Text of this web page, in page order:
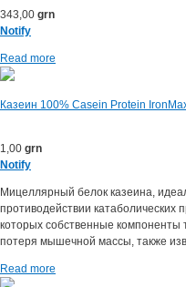
343,00 grn
Notify
Read more
Казеин 100% Casein Protein
1,00 grn
Notify
Мицеллярный белок казеина,
противодействии катаболических
которых собственные компоненты
потеря мышечной массы, также
Read more